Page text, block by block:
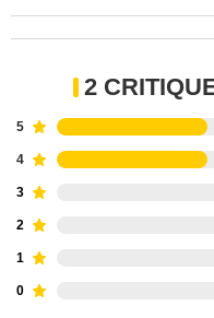
2
5
4
3
2
1
0